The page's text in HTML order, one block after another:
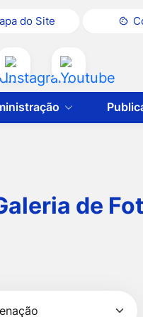
do Site
Acessar
a
Rede
Acessar
a
de